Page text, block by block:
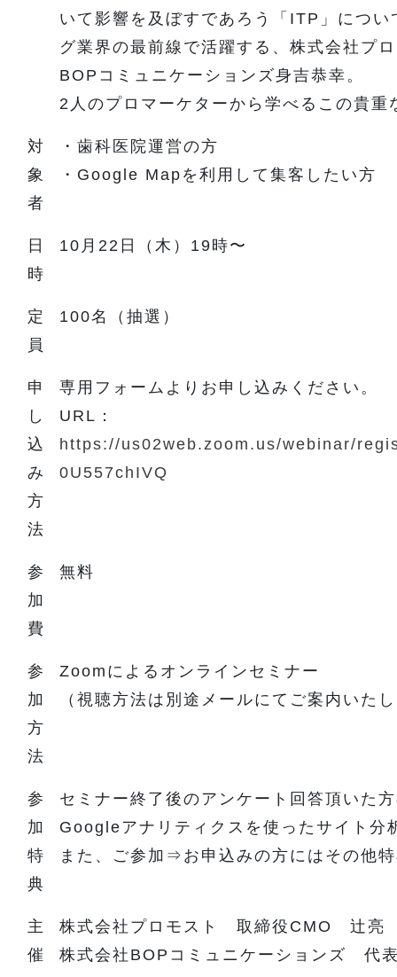
いて影響を及ぼすであろう「ITP」につ
グ業界の最前線で活躍する、株式会社プ
BOPコミュニケーションズ身吉恭幸。
2人のプロマーケターから学べるこの貴
対
象
者
・歯科医院運営の方
・Google Mapを利用して集客したい方
日
時
10月22日（木）19時〜
定
員
100名（抽選）
申
し
込
み
方
法
専用フォームよりお申し込みください。
URL：
https://us02web.zoom.us/webinar/
0U557chIVQ
参
加
費
無料
参
加
方
法
Zoomによるオンラインセミナー
（視聴方法は別途メールにてご案内いた
参
加
特
典
セミナー終了後のアンケート回答頂いた
Googleアナリティクスを使ったサイト分
また、ご参加⇒お申込みの方にはその他
主
催
株式会社プロモスト 取締役CMO 辻亮
株式会社BOPコミュニケーションズ 代